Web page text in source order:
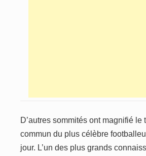
D’autres sommités ont magnifié le
commun du plus célèbre
jour. L’un des plus grands